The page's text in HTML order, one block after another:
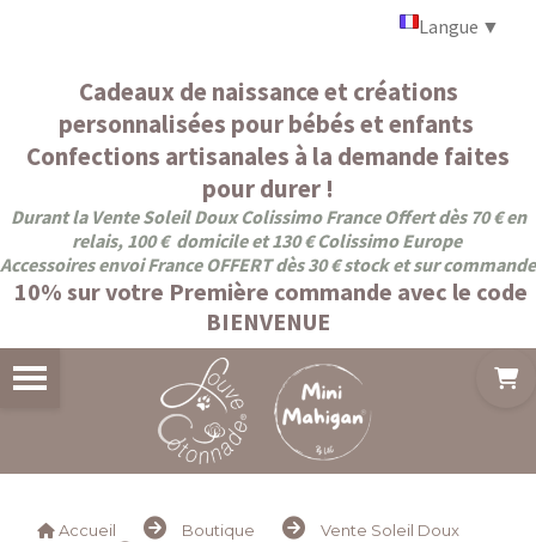
Cadeaux de naissance et créations
personnalisées pour bébés et enfants
Confections artisanales à la demande faites
pour durer !
Durant la Vente Soleil Doux Colissimo France Offert dès 70 € en
relais, 100 € domicile et 130 € Colissimo Europe
Accessoires envoi France OFFERT dès 30 € stock et sur commande
10% sur votre Première commande avec le code
BIENVENUE
Accueil Boutique
Vente Soleil Doux
Langue ▼